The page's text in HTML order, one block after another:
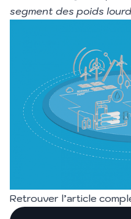
segment des poids
Retrouver l’article